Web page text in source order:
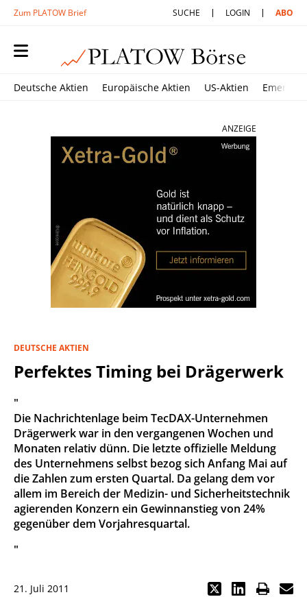
Zum PLATOW Brief SUCHE LOGIN ABO
Deutsche Aktien Europäische Aktien US-Aktien
ANZEIGE
DEUTSCHE AKTIEN
Perfektes Timing bei Drägerwerk
"
Die Nachrichtenlage beim TecDAX-Unternehmen
Drägerwerk war in den vergangenen Wochen und
Monaten relativ dünn. Die letzte offizielle Meldung
des Unternehmens selbst bezog sich Anfang Mai auf
die Zahlen zum ersten Quartal. Da gelang dem vor
allem im Bereich der Medizin- und Sicherheitstechnik
agierenden Konzern ein Gewinnanstieg von 24%
gegenüber dem Vorjahresquartal.
"
21. Juli 2011